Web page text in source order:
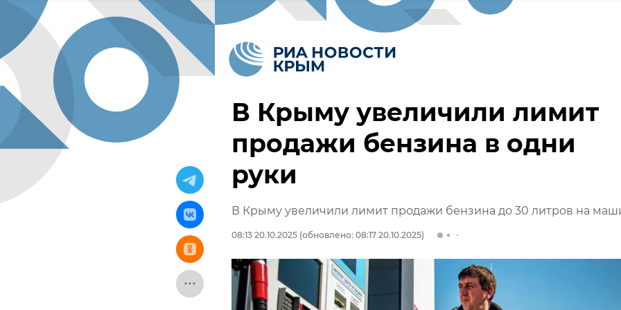
В Крыму увеличили лимит
продажи бензина в одни
руки
В Крыму увеличили лимит продажи бензина до 30 литров на
08:13 20.10.2025 (обновлено: 08:17 20.10.2025)